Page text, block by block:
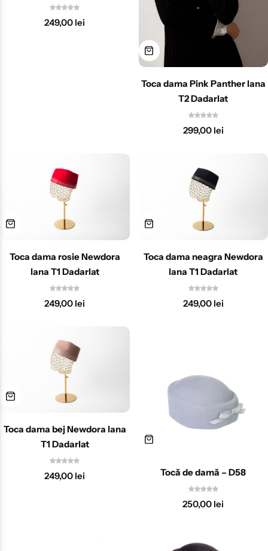
249,00 lei
Toca dama Pink Panther lana
T2 Dadarlat
299,00 lei
Toca dama rosie Newdora
lana T1 Dadarlat
249,00 lei
Toca dama neagra Newdora
lana T1 Dadarlat
249,00 lei
Toca dama bej Newdora lana
T1 Dadarlat
249,00 lei Tocă de damă – D58
250,00 lei